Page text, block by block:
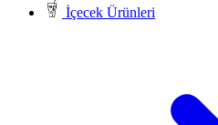
İçecek Ürünleri